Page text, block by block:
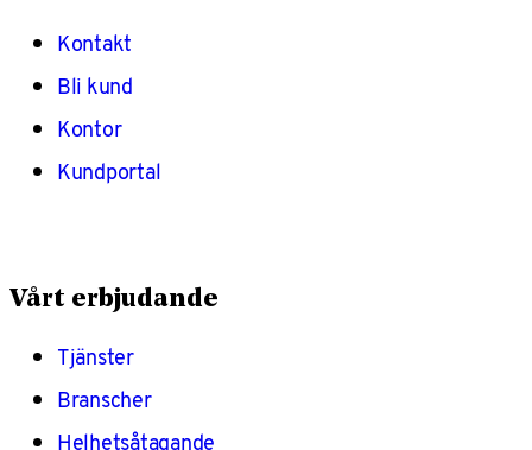
Kontakt
Bli kund
Kontor
Kundportal
Vårt erbjudande
Tjänster
Branscher
Helhetsåtagande